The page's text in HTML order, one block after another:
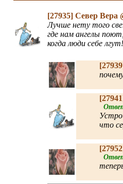
[27935] Север Вера
Лучше нету того
где нам ангелы
когда люди себе лгут!
что